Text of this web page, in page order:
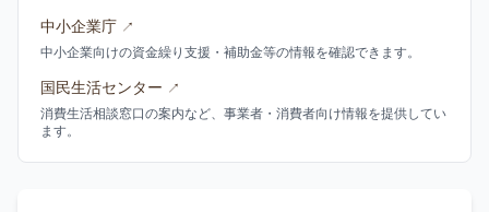
中小企業庁 ↗
中小企業向けの資金繰り支援・補助金等の情報を確認できます。
国民生活センター ↗
消費生活相談窓口の案内など、事業者・消費者向け情報を提供してい
ます。